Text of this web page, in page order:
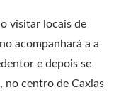
visitar locais de
acompanhará a a
e depois se
no centro de Caxias